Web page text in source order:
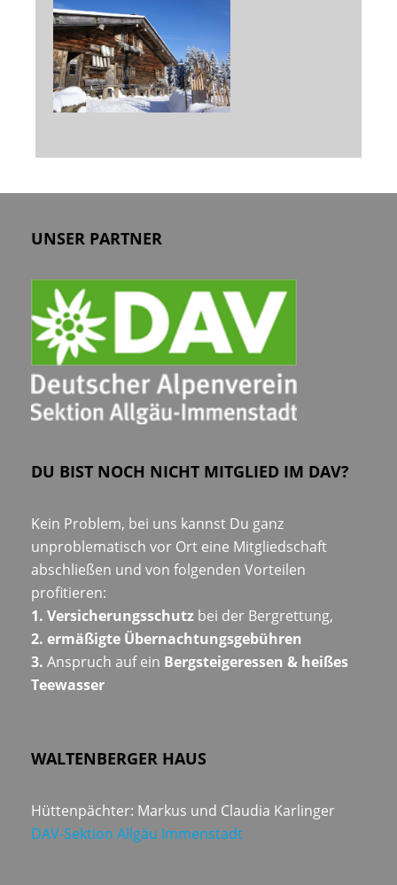
UNSER PARTNER
DU BIST NOCH NICHT MITGLIED IM DAV?
Kein Problem, bei uns kannst Du ganz
unproblematisch vor Ort eine Mitgliedschaft
abschließen und von folgenden Vorteilen
profitieren:
1. Versicherungsschutz bei der Bergrettung,
2. ermäßigte Übernachtungsgebühren
3. Anspruch auf ein Bergsteigeressen & heißes
Teewasser
WALTENBERGER HAUS
Hüttenpächter: Markus und Claudia Karlinger
DAV-Sektion Allgäu Immenstadt